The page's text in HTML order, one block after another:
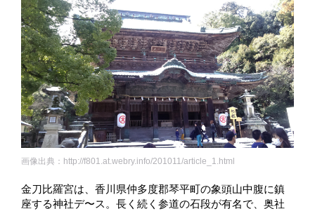
画像出典：http://f801.at.webry.info/201011/article_1.html
金刀比羅宮は、香川県仲多度郡琴平町の象頭山中腹に鎮
座する神社デ〜ス。長く続く参道の石段が有名で、奥社